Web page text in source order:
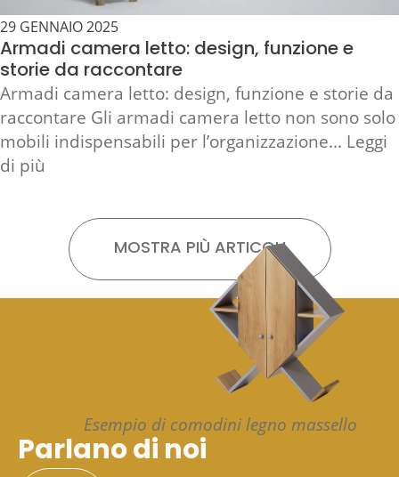
29 GENNAIO 2025
Armadi camera letto: design, funzione e
storie da raccontare
Armadi camera letto: design, funzione e storie da
raccontare Gli armadi camera letto non sono solo
mobili indispensabili per l’organizzazione... Leggi
di più
MOSTRA PIÙ ARTICOLI
Esempio di comodini legno massello
Parlano di noi